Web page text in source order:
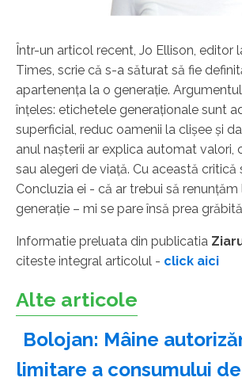
Într-un articol recent, Jo Ellison, editor
Times, scrie că s-a săturat să fie
apartenenţa la o generaţie.
înţeles: etichetele generaţionale sunt
superficial, reduc oamenii la clişee şi
anul naşterii ar explica automat
sau alegeri de viaţă. Cu această critică
Concluzia ei - că ar trebui să renunţăm
generaţie – mi se pare însă prea
Informatie preluata din publicatia
citeste integral articolul - click aici
Alte articole
Bolojan: Mâine
limitare a consumului